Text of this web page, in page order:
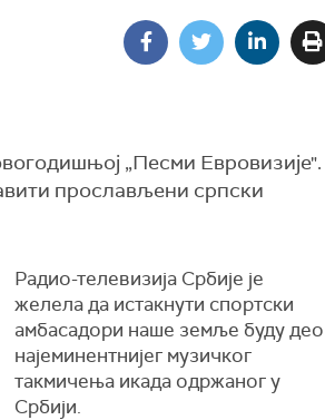
„Песми Евровизије".
прослављени српски
Радио-телевизија Србије је
желела да истакнути спортски
амбасадори наше земље буду део
најеминентнијег музичког
такмичења икада одржаног у
Србији.